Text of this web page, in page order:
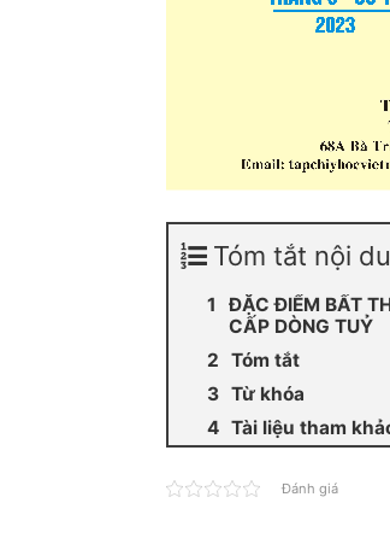
Tóm tắt nội
ĐẶC ĐIỂM BẤT
CẤP DÒNG TUỶ
Tóm tắt
Từ khóa
Tài liệu tham
Đánh giá